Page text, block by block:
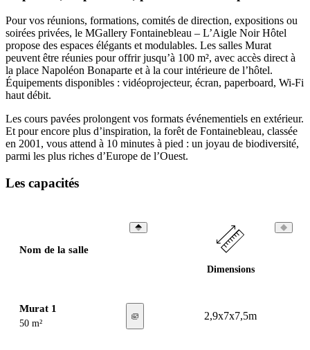
Pour vos réunions, formations, comités de direction, expositions ou
soirées privées, le MGallery Fontainebleau – L’Aigle Noir Hôtel
propose des espaces élégants et modulables. Les salles Murat
peuvent être réunies pour offrir jusqu’à 100 m², avec accès direct à
la place Napoléon Bonaparte et à la cour intérieure de l’hôtel.
Équipements disponibles : vidéoprojecteur, écran, paperboard, Wi-Fi
haut débit.
Les cours pavées prolongent vos formats événementiels en extérieur.
Et pour encore plus d’inspiration, la forêt de Fontainebleau, classée
en 2001, vous attend à 10 minutes à pied : un joyau de biodiversité,
parmi les plus riches d’Europe de l’Ouest.
Les capacités
Nom de la salle
Dimensions
Murat 1
50 m²
2,9x7x7,5m